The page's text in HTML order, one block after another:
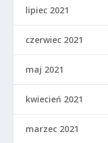
lipiec 2021
czerwiec 2021
maj 2021
kwiecień 2021
marzec 2021